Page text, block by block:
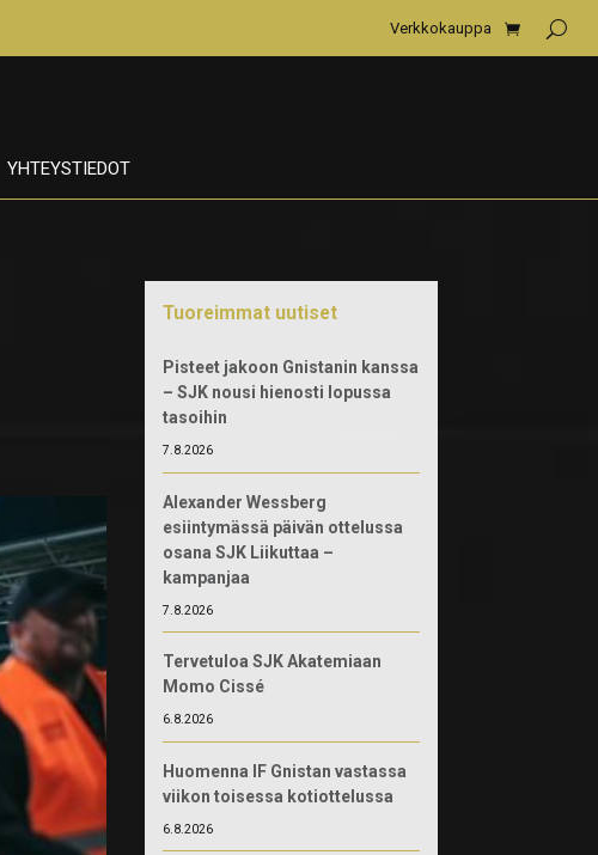
Verkkokauppa
YHTEYSTIEDOT
Tuoreimmat uutiset
Pisteet jakoon Gnistanin kanssa
– SJK nousi hienosti lopussa
tasoihin
7.8.2026
Alexander Wessberg
esiintymässä päivän ottelussa
osana SJK Liikuttaa –
kampanjaa
7.8.2026
Tervetuloa SJK Akatemiaan
Momo Cissé
6.8.2026
Huomenna IF Gnistan vastassa
viikon toisessa kotiottelussa
6.8.2026